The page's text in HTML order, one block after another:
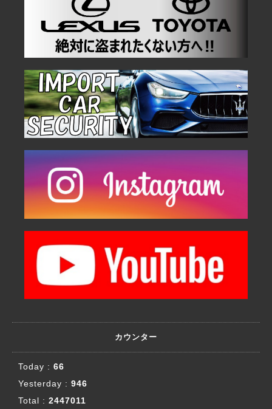
カウンター
Today : 66
Yesterday : 946
Total : 2447011